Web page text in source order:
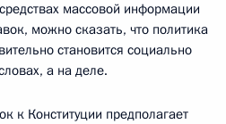
массовой информации
можно сказать, что политика
становится социально
а на деле.
к Конституции предполагает